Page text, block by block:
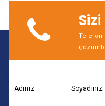
Telefon